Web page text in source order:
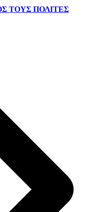
ΤΟΥΣ ΠΟΛΊΤΕΣ